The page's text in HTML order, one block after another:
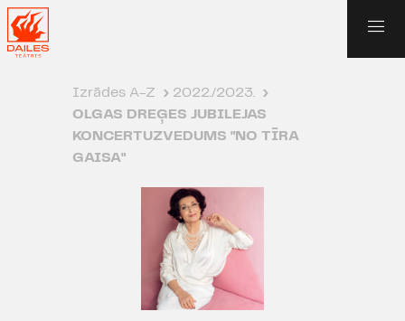
Izrādes A-Z › 2022./2023. ›
OLGAS DREĢES JUBILEJAS
KONCERTUZVEDUMS "NO TĪRA
GAISA"